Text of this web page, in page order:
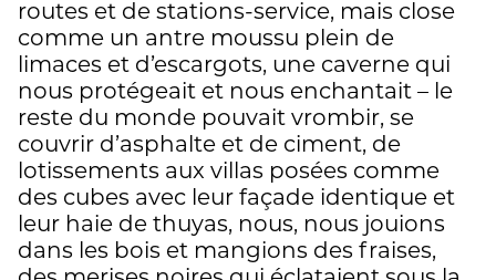
routes et de stations-service, mais close
comme un antre moussu plein de
limaces et d’escargots, une caverne qui
nous protégeait et nous enchantait – le
reste du monde pouvait vrombir, se
couvrir d’asphalte et de ciment, de
lotissements aux villas posées comme
des cubes avec leur façade identique et
leur haie de thuyas, nous, nous jouions
dans les bois et mangions des fraises,